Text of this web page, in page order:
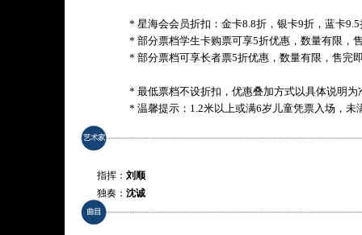
* 星海会会员折扣：金卡8.8折，银卡9折，蓝卡9.5
* 部分票档学生卡购票可享5折优惠，数量有限，
* 部分票档可享长者票5折优惠，数量有限，售完
* 最低票档不设折扣，优惠叠加方式以具体说明为
* 温馨提示：1.2米以上或满6岁儿童凭票入场，未
指挥： 刘顺
独奏： 沈诚
特邀胡琴演奏家：曹玉荣